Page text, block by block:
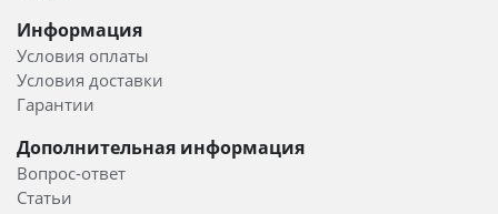
Информация
Условия оплаты
Условия доставки
Гарантии
Дополнительная информация
Вопрос-ответ
Статьи